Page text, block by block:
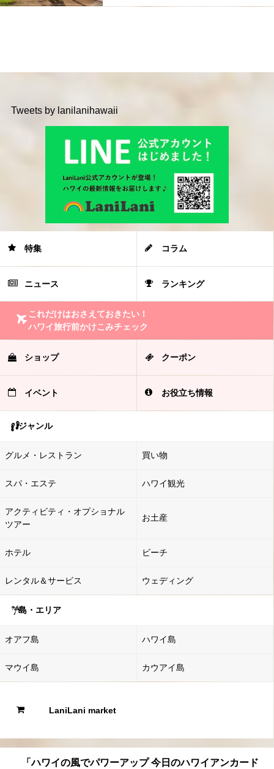
Tweets by lanilanihawaii
特集 コラム
ニュース ランキング
これだけはおさえておきたい！
ハワイ旅行前かけこみチェック
ショップ クーポン
イベント お役立ち情報
ジャンル
グルメ・レストラン 買い物
スパ・エステ ハワイ観光
アクティビティ・オプショナル
ツアー
お土産
ホテル ビーチ
レンタル＆サービス ウェディング
島・エリア
オアフ島 ハワイ島
マウイ島 カウアイ島
LaniLani market
「ハワイの風でパワーアップ 今日のハワイアンカード